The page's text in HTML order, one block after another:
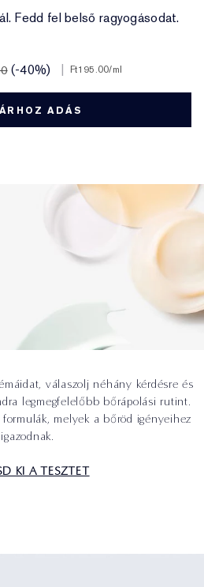
Fedd fel belső ragyogásodat.
(-40%) Ft195.00/ml
ADÁS
válaszolj néhány kérdésre és
legmegfelelőbb bőrápolási rutint.
melyek a bőröd igényeihez
igazodnak.
KI A TESZTET